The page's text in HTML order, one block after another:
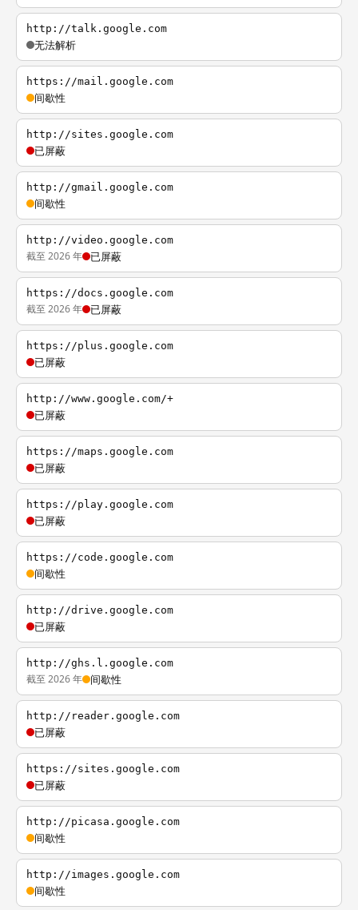
http://talk.google.com
无法解析
https://mail.google.com
间歇性
http://sites.google.com
已屏蔽
http://gmail.google.com
间歇性
http://video.google.com
截至 2026 年 已屏蔽
https://docs.google.com
截至 2026 年 已屏蔽
https://plus.google.com
已屏蔽
http://www.google.com/+
已屏蔽
https://maps.google.com
已屏蔽
https://play.google.com
已屏蔽
https://code.google.com
间歇性
http://drive.google.com
已屏蔽
http://ghs.l.google.com
截至 2026 年 间歇性
http://reader.google.com
已屏蔽
https://sites.google.com
已屏蔽
http://picasa.google.com
间歇性
http://images.google.com
间歇性